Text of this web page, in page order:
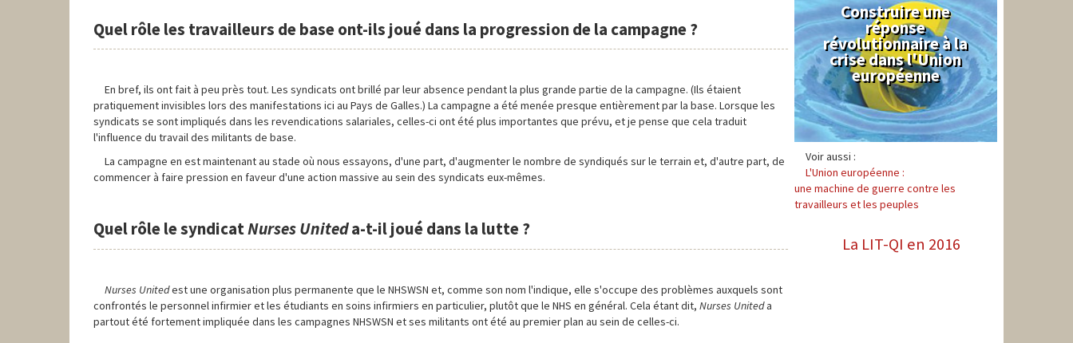
Quel rôle les travailleurs de base ont-ils joué dans la progression de la campagne ?
En bref, ils ont fait à peu près tout. Les syndicats ont brillé par leur absence pendant la plus grande partie de la campagne. (Ils étaient
pratiquement invisibles lors des manifestations ici au Pays de Galles.) La campagne a été menée presque entièrement par la base. Lorsque les
syndicats se sont impliqués dans les revendications salariales, celles-ci ont été plus importantes que prévu, et je pense que cela traduit
l'influence du travail des militants de base.
La campagne en est maintenant au stade où nous essayons, d'une part, d'augmenter le nombre de syndiqués sur le terrain et, d'autre part, de
commencer à faire pression en faveur d'une action massive au sein des syndicats eux-mêmes.
Quel rôle le syndicatNurses Uniteda-t-il joué dans la lutte ?
Nurses Unitedest une organisation plus permanente que le NHSWSN et, comme son nom l'indique, elle s'occupe des problèmes auxquels sont
confrontés le personnel infirmier et les étudiants en soins infirmiers en particulier, plutôt que le NHS en général. Cela étant dit, Nurses Uniteda
partout été fortement impliquée dans les campagnes NHSWSN et ses militants ont été au premier plan au sein de celles-ci.
Syndical
Construire une
réponse
révolutionnaire à la
crise dans l'Union
européenne
Voir aussi :
L'Union européenne :
une machine de guerre contre les
travailleurs et les peuples
La LIT-QI en 2016